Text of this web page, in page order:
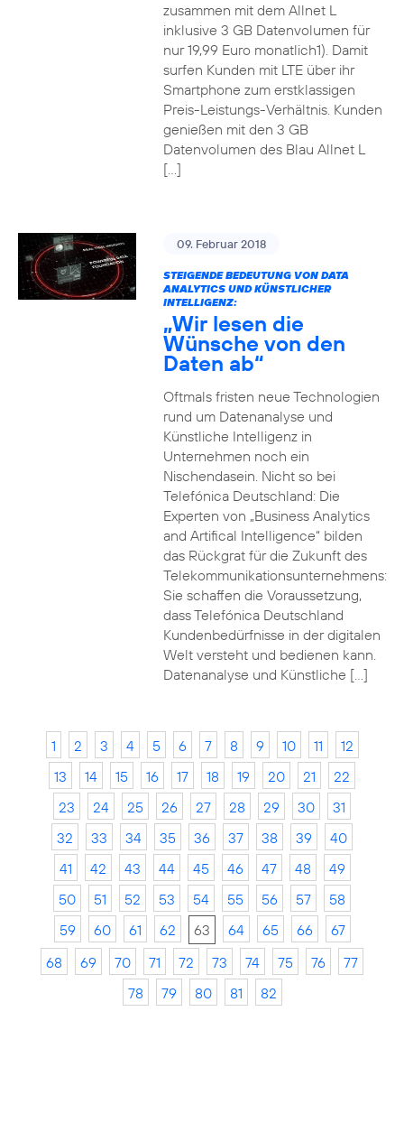
zusammen mit dem Allnet L
inklusive 3 GB Datenvolumen für
nur 19,99 Euro monatlich1). Damit
surfen Kunden mit LTE über ihr
Smartphone zum erstklassigen
Preis-Leistungs-Verhältnis. Kunden
genießen mit den 3 GB
Datenvolumen des Blau Allnet L
[…]
09. Februar 2018
STEIGENDE BEDEUTUNG VON DATA
ANALYTICS UND KÜNSTLICHER
INTELLIGENZ:
„Wir lesen die
Wünsche von den
Daten ab“
Oftmals fristen neue Technologien
rund um Datenanalyse und
Künstliche Intelligenz in
Unternehmen noch ein
Nischendasein. Nicht so bei
Telefónica Deutschland: Die
Experten von „Business Analytics
and Artifical Intelligence“ bilden
das Rückgrat für die Zukunft des
Telekommunikationsunternehmens:
Sie schaffen die Voraussetzung,
dass Telefónica Deutschland
Kundenbedürfnisse in der digitalen
Welt versteht und bedienen kann.
Datenanalyse und Künstliche […]
1 2 3 4 5 6 7 8 9 10 11
12
13
14 15 16 17 18 19 20 21
22
23
24 25 26 27 28 29 30
31
32
33 34 35 36 37 38 39
40
41
42 43 44 45 46 47 48
49
50
51 52 53 54 55 56 57
58
59
60 61 62 63 64 65 66
67
68
69 70 71 72 73 74 75 76
77
78
79 80 81 82